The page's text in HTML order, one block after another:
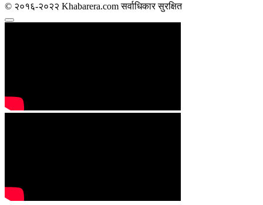
© २०१६-२०२२ Khabarera.com सर्वाधिकार सुरक्षित